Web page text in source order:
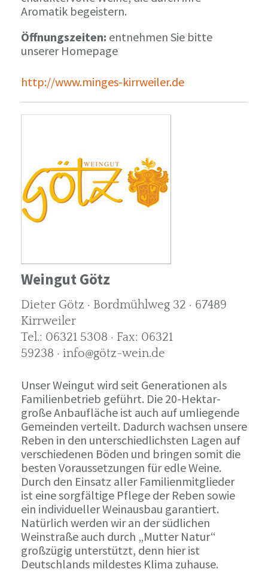
Aromatik begeistern.
Öffnungszeiten: entnehmen Sie bitte
unserer Homepage
http://www.minges-kirrweiler.de
Weingut Götz
Dieter Götz · Bordmühlweg 32 · 67489
Kirrweiler
Tel.: 06321 5308 · Fax: 06321
59238 · info@götz-wein.de
Unser Weingut wird seit Generationen als
Familienbetrieb geführt. Die 20-Hektar-
große Anbaufläche ist auch auf umliegende
Gemeinden verteilt. Dadurch wachsen unsere
Reben in den unterschiedlichsten Lagen auf
verschiedenen Böden und bringen somit die
besten Voraussetzungen für edle Weine.
Durch den Einsatz aller Familienmitglieder
ist eine sorgfältige Pflege der Reben sowie
ein individueller Weinausbau garantiert.
Natürlich werden wir an der südlichen
Weinstraße auch durch „Mutter Natur“
großzügig unterstützt, denn hier ist
Deutschlands mildestes Klima zuhause.